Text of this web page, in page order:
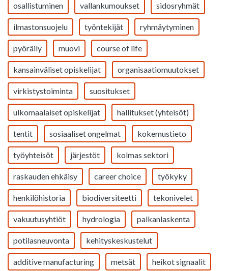
osallistuminen vallankumoukset sidosryhmät
ilmastonsuojelu työntekijät ryhmäytyminen
pyöräily muovi course of life
kansainväliset opiskelijat organisaatiomuutokset
virkistystoiminta suositukset
ulkomaalaiset opiskelijat hallitukset (yhteisöt)
tentit sosiaaliset ongelmat kokemustieto
työyhteisöt järjestöt kolmas sektori
raskauden ehkäisy career choice työkyky
henkilöhistoria biodiversiteetti tekonivelet
vakuutusyhtiöt hydrologia palkanlaskenta
potilasneuvonta kehityskeskustelut
additive manufacturing metsät heikot signaalit